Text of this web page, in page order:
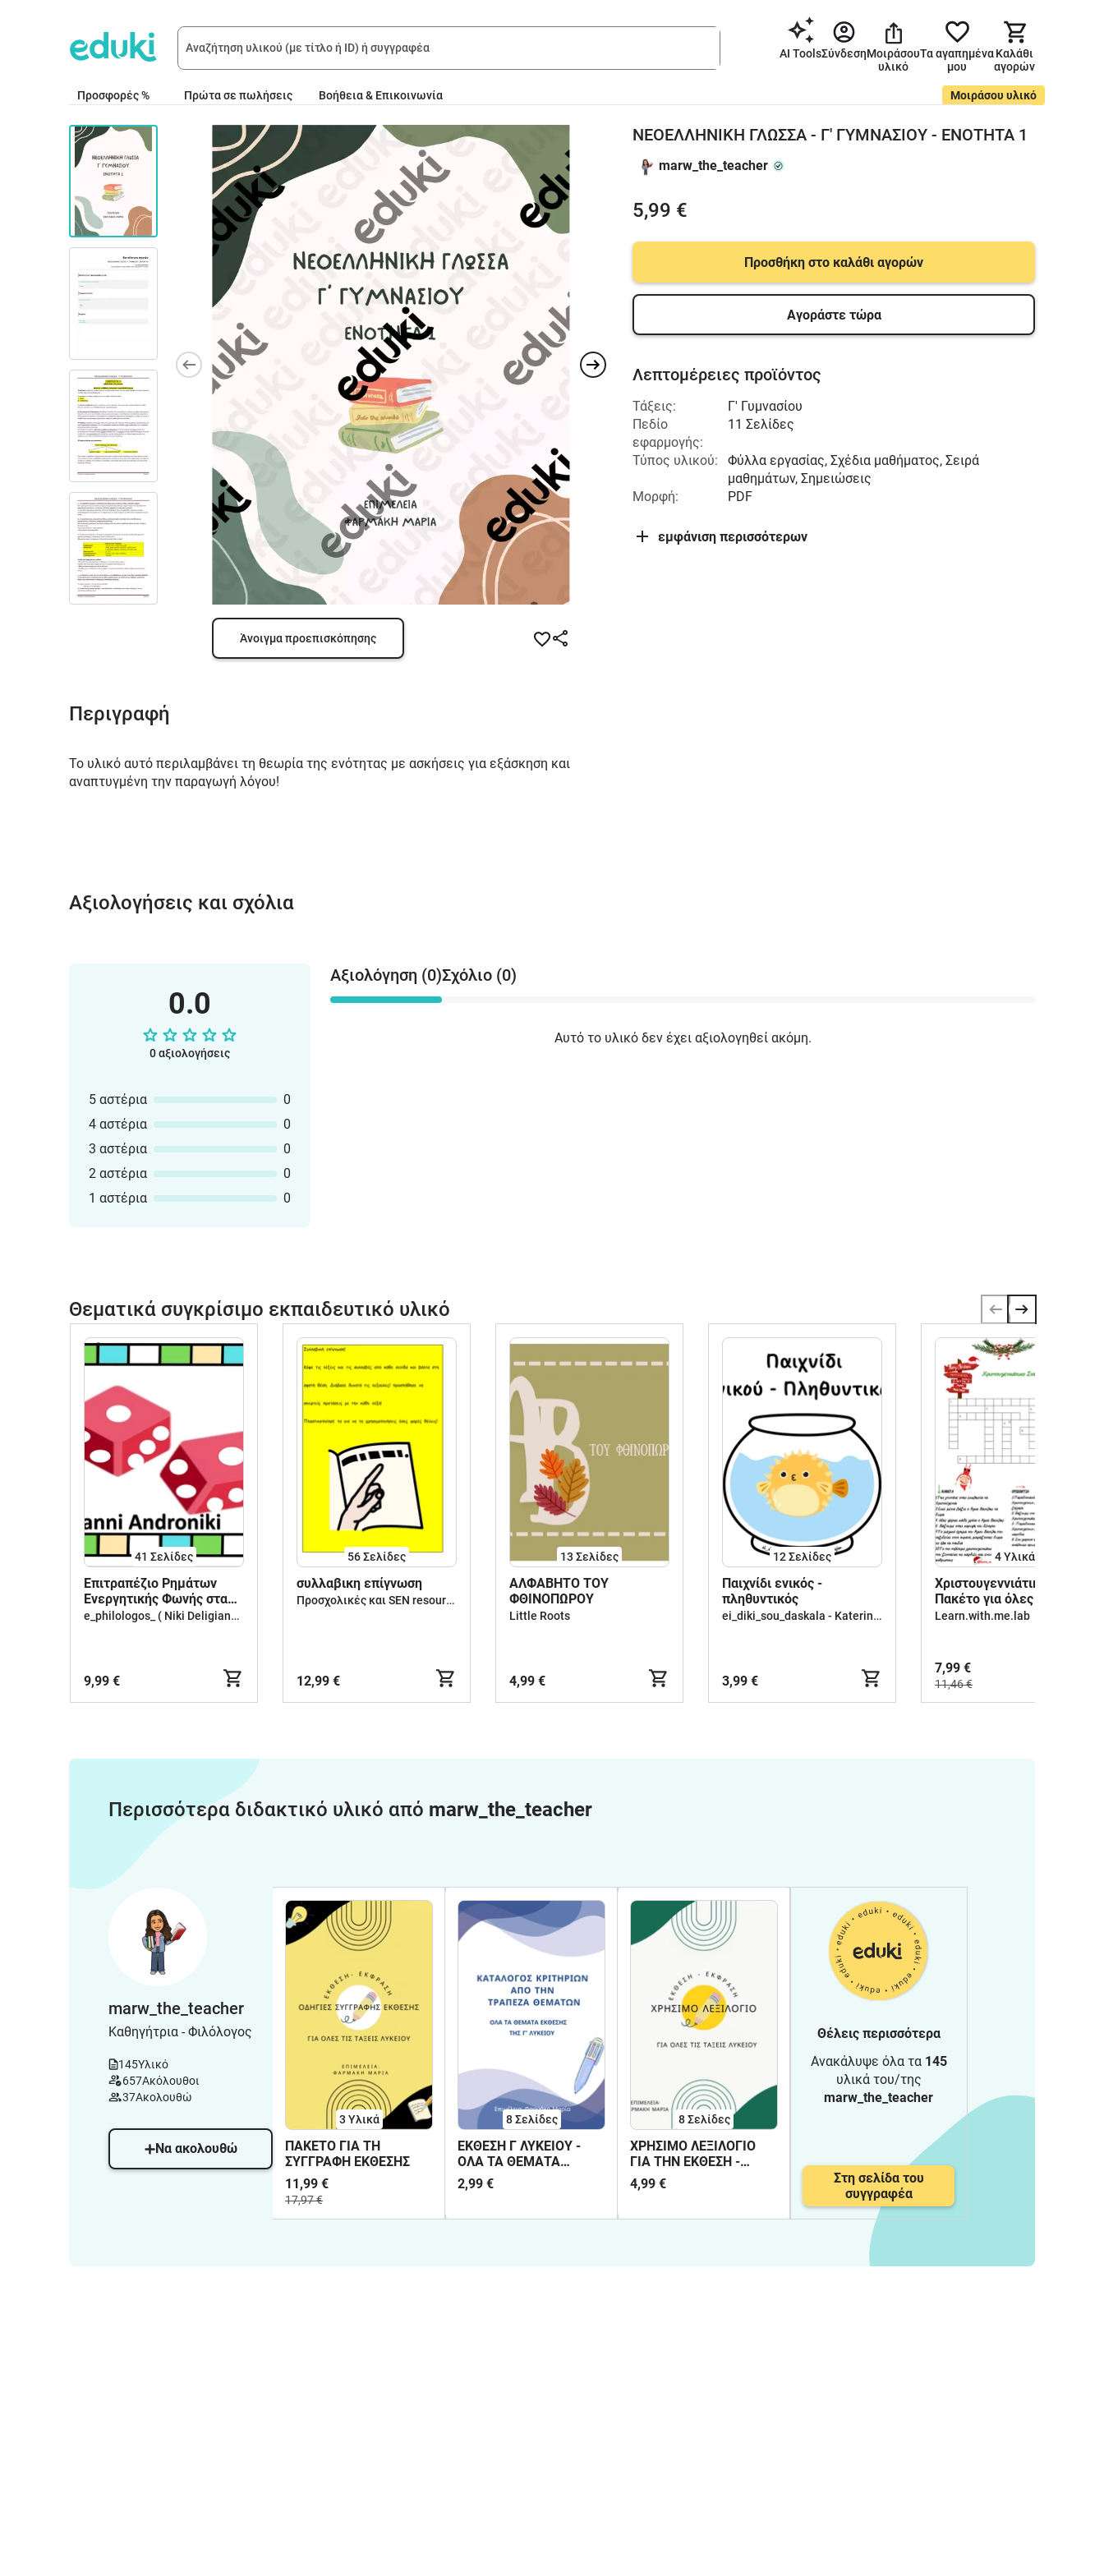
AI ToolsΣύνδεσηΜοιράσου
υλικό
Τα αγαπημένα
μου
Καλάθι
αγορών
Προσφορές % Πρώτα σε πωλήσεις Μοιράσου υλικό
Βοήθεια & Επικοινωνία
Άνοιγμα προεπισκόπησης
Περιγραφή
Το υλικό αυτό περιλαμβάνει τη θεωρία της ενότητας με ασκήσεις για εξάσκηση και
αναπτυγμένη την παραγωγή λόγου!
ΝΕΟΕΛΛΗΝΙΚΗ ΓΛΩΣΣΑ - Γ' ΓΥΜΝΑΣΙΟΥ - ΕΝΟΤΗΤΑ 1
marw_the_teacher
5,99 €
Προσθήκη στο καλάθι αγορών
Αγοράστε τώρα
Λεπτομέρειες προϊόντος
Τάξεις:
Γ' Γυμνασίου
Πεδίο
εφαρμογής:
11 Σελίδες
Τύπος υλικού:
Φύλλα εργασίας, Σχέδια μαθήματος, Σειρά
μαθημάτων, Σημειώσεις
Μορφή:
PDF
εμφάνιση περισσότερων
Αξιολογήσεις και σχόλια
0.0
0 αξιολογήσεις
5 αστέρια
0
4 αστέρια
0
3 αστέρια
0
2 αστέρια
0
1 αστέρια
0
Αξιολόγηση (0)Σχόλιο (0)
Αυτό το υλικό δεν έχει αξιολογηθεί ακόμη.
Θεματικά συγκρίσιμο εκπαιδευτικό υλικό
41 Σελίδες
Επιτραπέζιο Ρημάτων
Ενεργητικής Φωνής στα
αρχαία ελληνικά
e_philologos_ ( Niki Deligianni )
9,99 €
56Σελίδες
συλλαβικη επίγνωση
Προσχολικές και SEN resources
12,99 €
13 Σελίδες
ΑΛΦΑΒΗΤΟ ΤΟΥ
ΦΘΙΝΟΠΩΡΟΥ
Little Roots
4,99 €
12Σελίδες
Παιχνίδι ενικός -
πληθυντικός
ei_diki_sou_daskala - Katerina Georgiou
3,99 €
4 Υλικά
Χριστουγεννιάτικο
Πακέτο για όλες τις
τάξεις
Learn.with.me.lab
7,99 €
11,46 €
Περισσότερα διδακτικό υλικό από marw_the_teacher
marw_the_teacher
Καθηγήτρια - Φιλόλογος
145Υλικό
657Ακόλουθοι
37Ακολουθώ
Να ακολουθώ
3 Υλικά
ΠΑΚΕΤΟ ΓΙΑ ΤΗ
ΣΥΓΓΡΑΦΗ ΕΚΘΕΣΗΣ
11,99 €
17,97 €
8Σελίδες
ΕΚΘΕΣΗ Γ ΛΥΚΕΙΟΥ -
ΟΛΑ ΤΑ ΘΕΜΑΤΑ
ΕΚΘΕΣΗΣ ΤΗΣ
ΤΡΑΠΕΖΑΣ
2,99 €
8Σελίδες
ΧΡΗΣΙΜΟ ΛΕΞΙΛΟΓΙΟ
ΓΙΑ ΤΗΝ ΕΚΘΕΣΗ -
ΛΥΚΕΙΟ
4,99 €
Θέλεις περισσότερα
Ανακάλυψε όλα τα 145
υλικά του/της
marw_the_teacher
Στη σελίδα του
συγγραφέα